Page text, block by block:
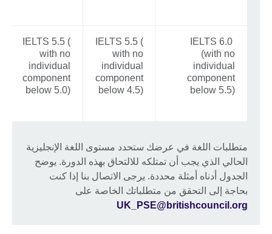
IELTS 6.0
(with no
individual
component
below 5.5)
IELTS 5.5 (
with no
individual
component
below 4.5)
IELTS 5.5 (
with no
individual
component
below 5.0)
متطلبات اللغة في عرضك ستحدد مستوى اللغة الإنجليزية
الحالي الذي يجب أن تمتلكه للالتحاق بهذه الدورة. يوضح
الجدول أدناه أمثلة محددة. يرجى الاتصال بنا إذا كنت
بحاجة إلى التحقق من متطلباتك الخاصة على
UK_PSE@britishcouncil.org